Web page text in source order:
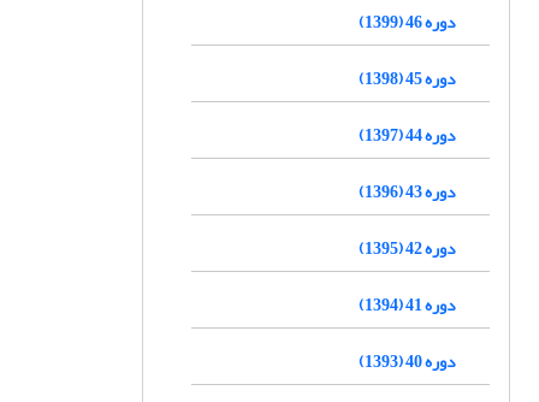
دوره 46 (1399)
دوره 45 (1398)
دوره 44 (1397)
دوره 43 (1396)
دوره 42 (1395)
دوره 41 (1394)
دوره 40 (1393)